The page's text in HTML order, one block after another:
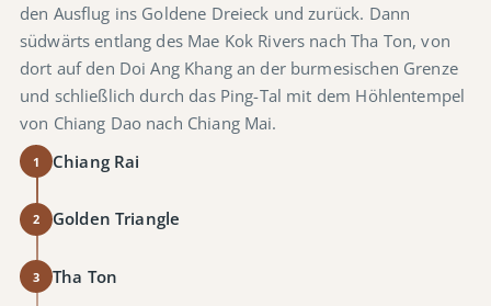
den Ausflug ins Goldene Dreieck und zurück. Dann
südwärts entlang des Mae Kok Rivers nach Tha Ton, von
dort auf den Doi Ang Khang an der burmesischen Grenze
und schließlich durch das Ping-Tal mit dem Höhlentempel
von Chiang Dao nach Chiang Mai.
1 Chiang Rai
2 Golden Triangle
3 Tha Ton